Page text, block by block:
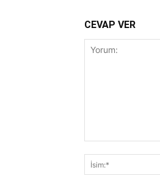
CEVAP VER